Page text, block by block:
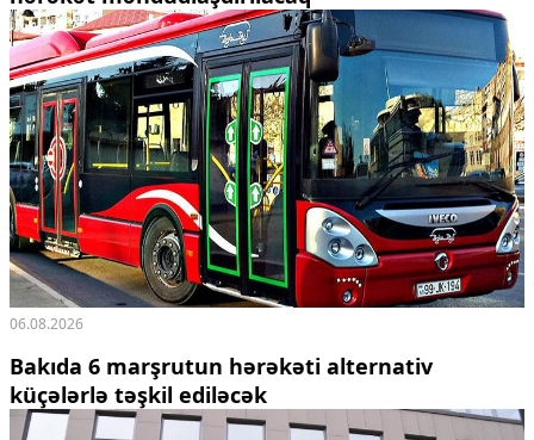
06.08.2026
Bakıda 6 marşrutun hərəkəti alternativ
küçələrlə təşkil ediləcək